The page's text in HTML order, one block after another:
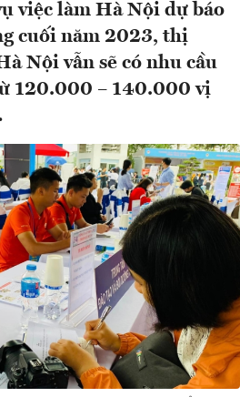
việc làm Hà Nội dự báo
cuối năm 2023, thị
Nội vẫn sẽ có nhu cầu
120.000 – 140.000 vị